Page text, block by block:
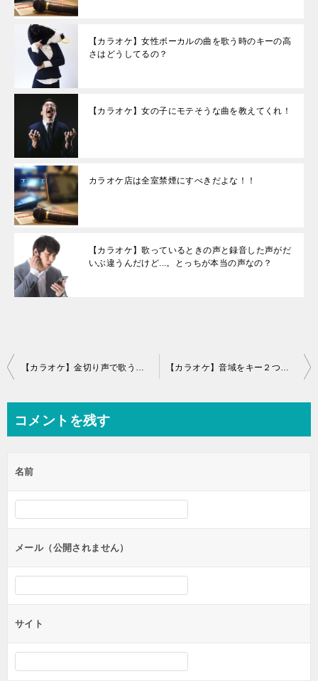
【カラオケ】女性ボーカルの曲を歌う時のキーの高
さはどうしてるの？
【カラオケ】女の子にモテそうな曲を教えてくれ！
カラオケ店は全室禁煙にすべきだよな！！
【カラオケ】歌っているときの声と録音した声がだ
いぶ違うんだけど...。とっちが本当の声なの？
投
ビ
ー
シ
ョ
ン
コメントを残す
名前
メール（公開されません）
サイト